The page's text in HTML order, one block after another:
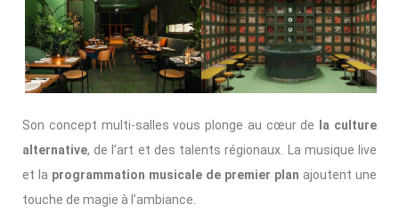
Son concept multi-salles vous plonge au cœur de
la culture
alternative, de l’art et des talents régionaux. La musique live
et la programmation musicale de premier plan ajoutent une
touche de magie à l’ambiance.